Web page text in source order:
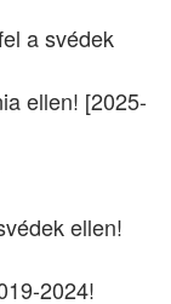
a svédek
ellen! [2025-
ellen!
2024!